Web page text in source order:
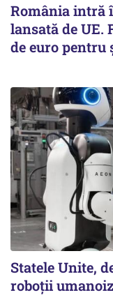
România intră
lansată de UE.
de euro pentru
Statele Unite,
roboții